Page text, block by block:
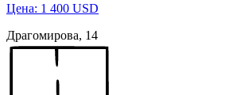
Цена: 1 400 USD
Драгомирова, 14